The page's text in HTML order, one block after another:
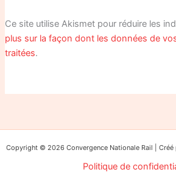
Ce site utilise Akismet pour réduire les
plus sur la façon dont les données de
traitées.
Copyright © 2026 Convergence Nationale Rail | Créé
Politique de